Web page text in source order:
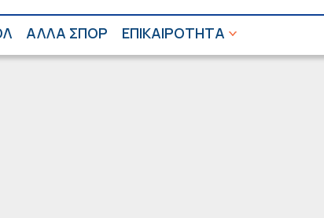
ΑΛΛΑ ΣΠΟΡ ΕΠΙΚΑΙΡΟΤΗΤΑ